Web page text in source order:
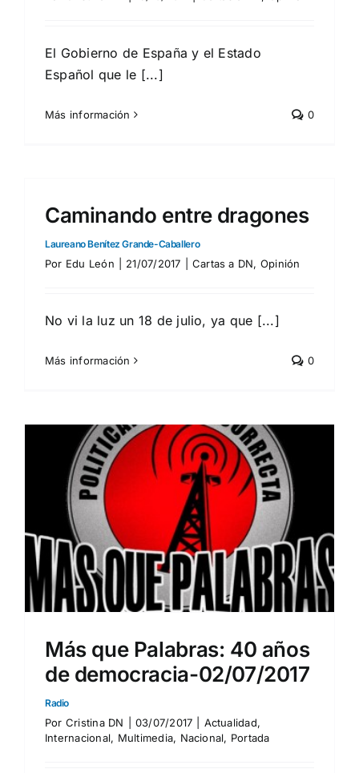
El Gobierno de España y el Estado
Español que le [...]
Más información 0
Caminando entre dragones
Laureano Benítez Grande-Caballero
Por Edu León 21/07/2017 Cartas a DN, Opinión
No vi la luz un 18 de julio, ya que [...]
Más información 0
Más que Palabras: 40 años
de democracia-02/07/2017
Radio
Por Cristina DN 03/07/2017 Actualidad,
Internacional, Multimedia, Nacional, Portada